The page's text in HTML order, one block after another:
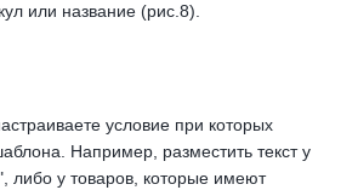
или название (рис.8).
условие при которых
Например, разместить текст у
либо у товаров, которые имеют